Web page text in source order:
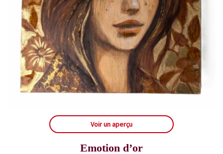
Voir un aperçu
Emotion d’or